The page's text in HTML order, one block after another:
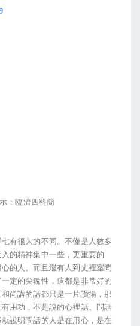
：臨濟四料簡
很大的不同。不僅是人數多
的精神集中一些，更重要的
的人。而且還有人到丈裡室問
定的尖銳性，這都是非常好的
尚講的話都只是一片讚揚，那
用功，不是說的心裡話。問話
說明問話的人是在用心，是在